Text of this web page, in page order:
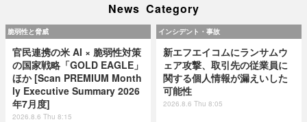
News Category
脆弱性と脅威
官民連携の米 AI × 脆弱性対策
の国家戦略「GOLD EAGLE」
ほか [Scan PREMIUM Month
ly Executive Summary 2026
年7月度]
2026.8.6 Thu 8:15
インシデント・事故
新エフエイコムにランサムウ
ェア攻撃、取引先の従業員に
関する個人情報が漏えいした
可能性
2026.8.6 Thu 8:05